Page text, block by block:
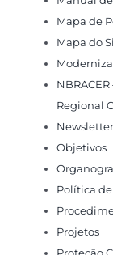
Mapa de
Mapa do
Regional
Newsletter
Objetivos
Política
Projetos